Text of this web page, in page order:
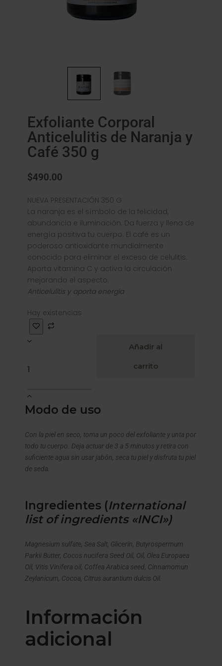
Exfoliante Corporal
Anticelulitis de Naranja y
Café 350 g
$490.00
NUEVA PRESENTACIÓN 350 G
La naranja es el símbolo de la felicidad,
abundancia e iluminación. Da fuerza y llena de
energía positiva tu cuerpo. El café es un
poderoso antioxidante mundialmente
conocido para eliminar el exceso de celulitis.
Aporta vitamina C y activa la circulación
mejorando el aspecto.
Anticelulitis y aporta energía
Hay existencias
Añadir al
carrito
Modo de uso
Con la piel en seco, toma un poco del exfoliante y unta por
todo tu cuerpo. Deja actuar de 3 a 5 minutos y retira con
suficiente agua sin usar jabón, seca tu piel y disfruta tu piel
de seda.
Ingredientes (International
list of ingredients «INCI»)
Magnesium sulfate, Sea Salt, Glicerin, Butyrospermum
Parkii Butter, Cocos nucifera Seed Oil, Oil, Olea Europaea
Oil, Vitis Vinifera oil, Coffea Arabica seed, Cinnamomun
Zeylanicum, Cocoa, Citrus aurantium dulcis Oil.
Información
adicional